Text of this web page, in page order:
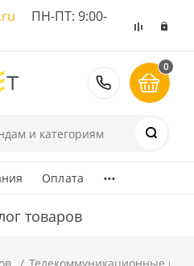
ПН-ПТ: 9:00-
8 (495)
0
Оплата ...
товаров